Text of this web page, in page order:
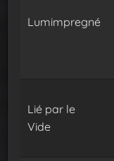
Lumimpregné
Lié par le
Vide